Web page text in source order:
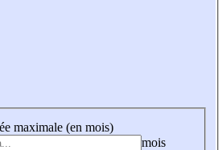
maximale (en mois)
mois